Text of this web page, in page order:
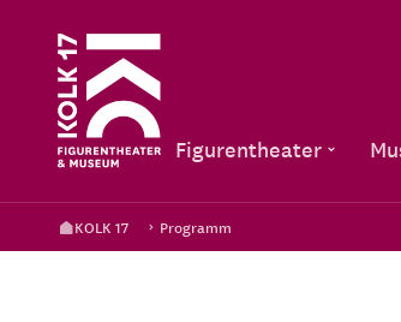
Figurentheater
KOLK 17 Programm